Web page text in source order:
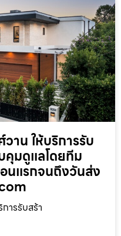
าน ให้บริการรับ
คุมดูแลโดยทีม
นแรกจนถึงวันส่ง
ารรับสร้า